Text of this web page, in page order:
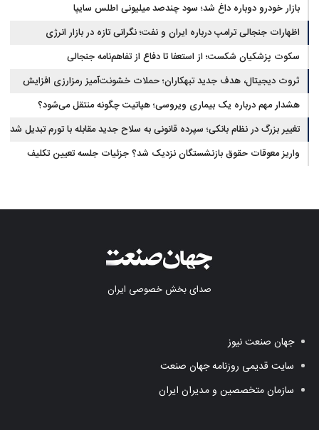
بازار خودرو دوباره داغ شد؛ سود چندصد میلیونی اطلس سایپا
اظهارات جنجالی ترامپ درباره ایران و نفت؛ نگرانی تازه در بازار انرژی
سکوت پزشکیان شکست؛ از استعفا تا دفاع از تفاهم‌نامه جنجالی
ثروت دیجیتال، هدف جدید تبهکاران؛ حملات خشونت‌آمیز رمزارزی افزایش
یافت
هشدار مهم درباره یک بیماری ویروسی؛ هپاتیت چگونه منتقل می‌شود؟
تغییر بزرگ در نظام بانکی؛ سپرده قانونی به سلاح جدید مقابله با تورم تبدیل شد
واریز معوقات حقوق بازنشستگان نزدیک شد؟ جزئیات جلسه تعیین تکلیف
صدای بخش خصوصی ایران
جهان صنعت نیوز
سایت قدیمی روزنامه جهان صنعت
سازمان متخصصین و مدیران ایران